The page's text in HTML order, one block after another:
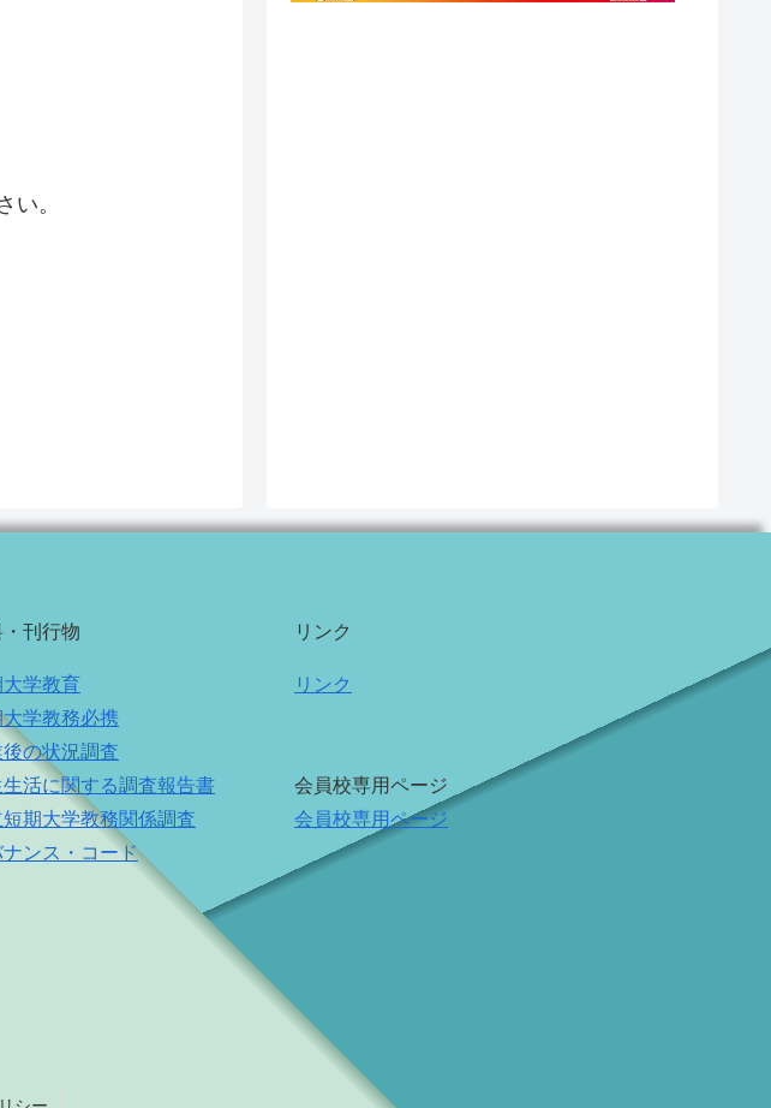
い。
・刊行物 リンク
学教育
学教務必携
の状況調査
活に関する調査報告書
期大学教務関係調査
ナンス・コード
リンク
会員校専用ページ
会員校専用ページ